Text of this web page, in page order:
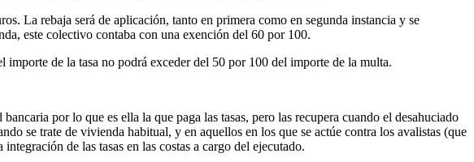
La rebaja será de aplicación, tanto en primera como en segunda instancia y se
este colectivo contaba con una exención del 60 por 100.
de la tasa no podrá exceder del 50 por 100 del importe de la multa.
por lo que es ella la que paga las tasas, pero las recupera cuando el desahuciado
se trate de vivienda habitual, y en aquellos en los que se actúe contra los avalistas (que
de las tasas en las costas a cargo del ejecutado.